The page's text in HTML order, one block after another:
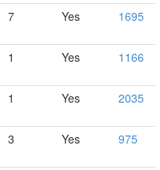
7 Yes 1695
1 Yes 1166
1 Yes 2035
3 Yes 975